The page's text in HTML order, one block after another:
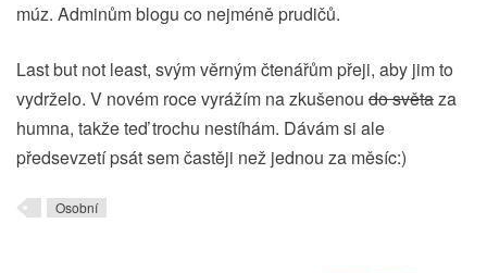
múz. Adminům blogu co nejméně prudičů.
Last but not least, svým věrným čtenářům přeji, aby jim to
vydrželo. V novém roce vyrážím na zkušenou do světaza
humna, takže teď trochu nestíhám. Dávám si ale
předsevzetí psát sem častěji než jednou za měsíc:)
Osobní